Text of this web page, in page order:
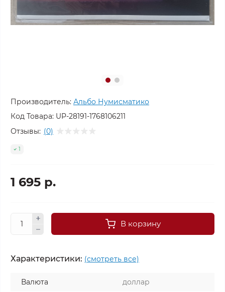
Производитель: Альбо Нумисматико
Код Товара: UP-28191-1768106211
Отзывы: (0)
1
1 695 р.
В корзину
Характеристики: (смотреть все)
Валюта
доллар